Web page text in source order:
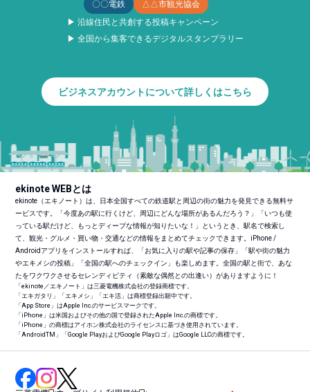
〇〇電鉄
△△市観光協会
▶ 沿線住民と共創する投稿キャンペーン
▶ 全国から集客できるデジタルスタンプラリー
ビジネスアカウントについて詳しくはこちら
ekinote WEBとは
ekinote（エキノート）は、日本全国すべての鉄道駅と周辺の街の魅力を発見できる無料サ
ービスです。「今度あの駅に行くけど、周辺にどんな場所があるんだろう？」「いつも使
っている駅だけど、もっとディープな情報が知りたいな！」というとき、駅名で検索し
て、観光・グルメ・買い物・交通などの情報をまとめてチェックできます。iPhone /
Androidアプリをインストールすれば、「お気に入りの駅や記事の保存」「駅や街の魅力
やエキメシの投稿」「全国の駅へのチェックイン」も楽しめます。全国の駅と街で、あな
たをワクワクさせるセレンディピティ（素敵な偶然との出逢い）がありますように！
「ekinote／エキノート」は三菱電機株式会社の登録商標です。
「エキガタリ」「エキメシ」「エキ活」は商標登録出願中です。
「App Store」はApple Inc.のサービスマークです。
「iPhone」は米国およびその他の国で登録されたApple Inc.の商標です。
「iPhone」の商標はアイホン株式会社のライセンスに基づき使用されています。
「AndroidTM 」「Google PlayおよびGoogle Playロゴ」はGoogle LLCの商標です。